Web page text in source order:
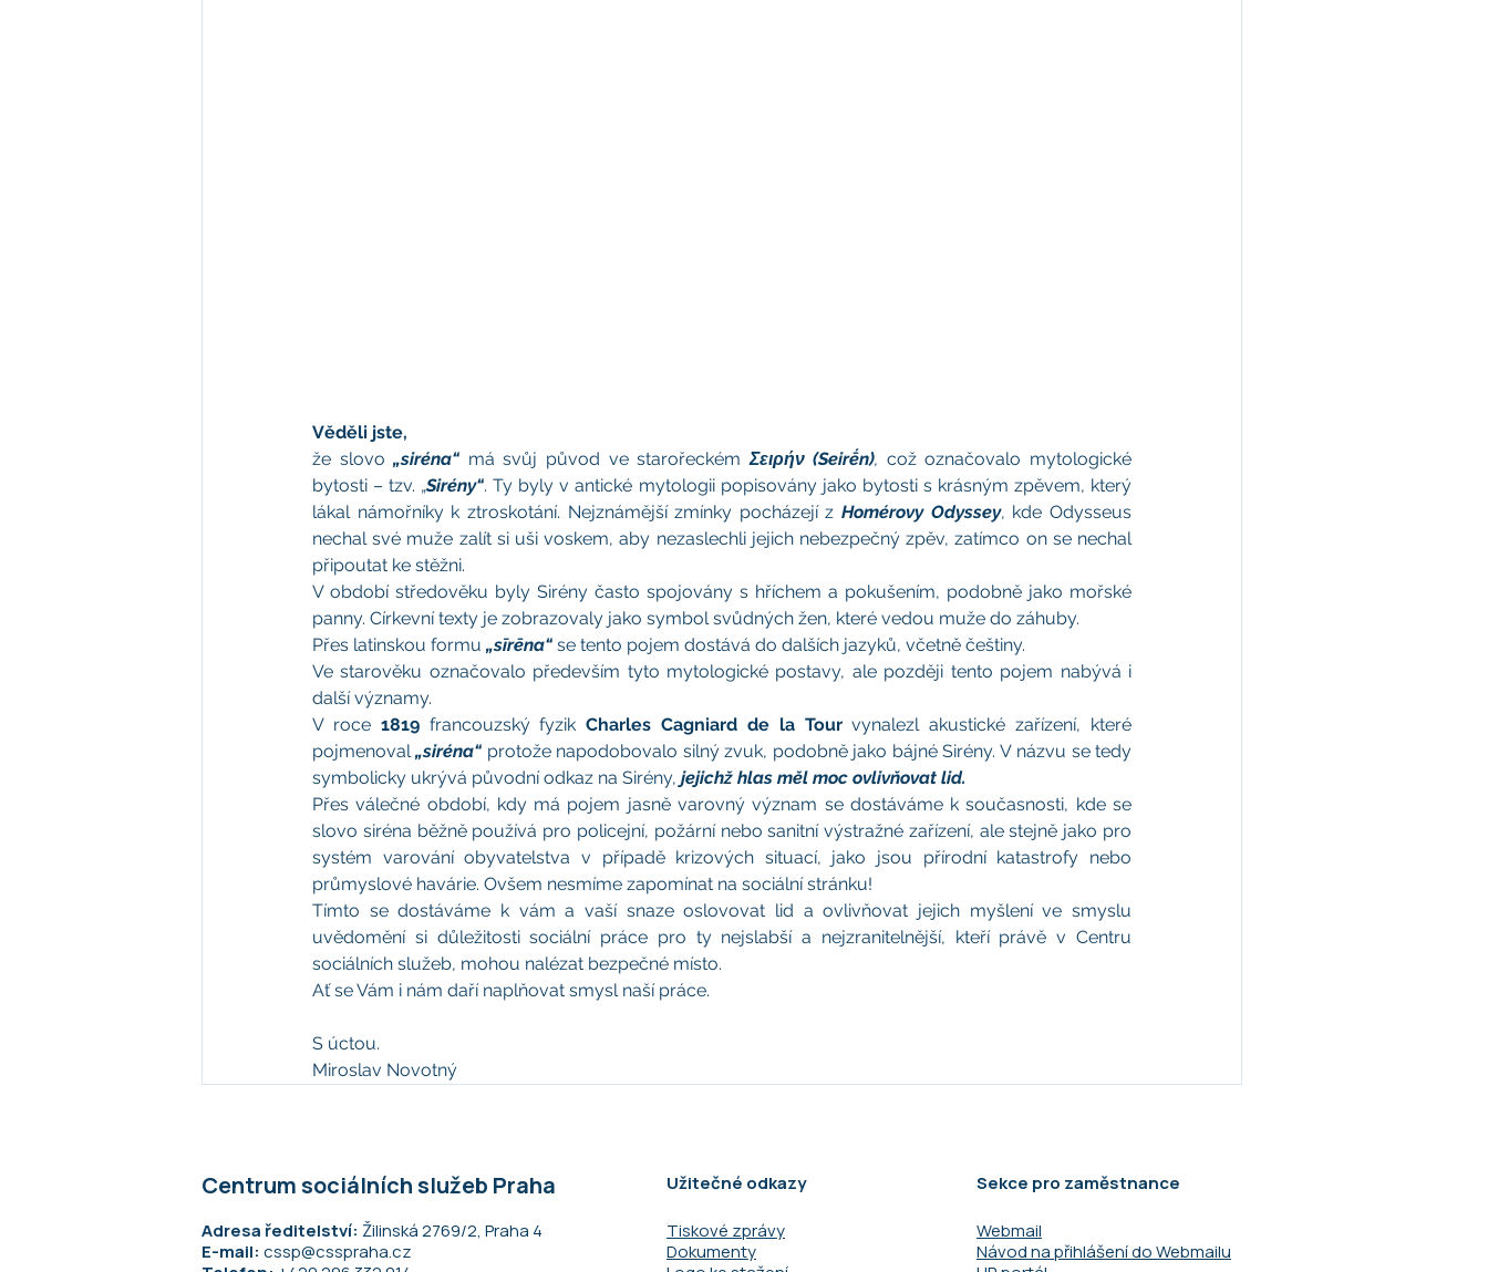
Věděli jste,
že slovo „siréna“ má svůj původ ve starořeckém Σειρήν (Seirḗn), což označovalo mytologické
bytosti – tzv. „Sirény“. Ty byly v antické mytologii popisovány jako bytosti s krásným zpěvem, který
lákal námořníky k ztroskotání. Nejznámější zmínky pocházejí z Homérovy Odyssey, kde Odysseus
nechal své muže zalít si uši voskem, aby nezaslechli jejich nebezpečný zpěv, zatímco on se nechal
připoutat ke stěžni.
V období středověku byly Sirény často spojovány s hříchem a pokušením, podobně jako mořské
panny. Církevní texty je zobrazovaly jako symbol svůdných žen, které vedou muže do záhuby.
Přes latinskou formu „sīrēna“ se tento pojem dostává do dalších jazyků, včetně češtiny.
Ve starověku označovalo především tyto mytologické postavy, ale později tento pojem nabývá i
další významy.
V roce 1819 francouzský fyzik Charles Cagniard de la Tour vynalezl akustické zařízení, které
pojmenoval „siréna“ protože napodobovalo silný zvuk, podobně jako bájné Sirény. V názvu se tedy
symbolicky ukrývá původní odkaz na Sirény, jejichž hlas měl moc ovlivňovat lid.
Přes válečné období, kdy má pojem jasně varovný význam se dostáváme k současnosti, kde se
slovo siréna běžně používá pro policejní, požární nebo sanitní výstražné zařízení, ale stejně jako pro
systém varování obyvatelstva v případě krizových situací, jako jsou přírodní katastrofy nebo
průmyslové havárie. Ovšem nesmíme zapomínat na sociální stránku!
Tímto se dostáváme k vám a vaší snaze oslovovat lid a ovlivňovat jejich myšlení ve smyslu
uvědomění si důležitosti sociální práce pro ty nejslabší a nejzranitelnější, kteří právě v Centru
sociálních služeb, mohou nalézat bezpečné místo.
Ať se Vám i nám daří naplňovat smysl naší práce.
S úctou.
Miroslav Novotný
Centrum sociálních služeb Praha
Adresa ředitelství: Žilinská 2769/2, Praha 4​
E-mail: cssp@csspraha.cz
Užitečné odkazy
Tiskové zprávy
Dokumenty
Sekce pro zaměstnance
Webmail
Návod na přihlášení do Webmailu